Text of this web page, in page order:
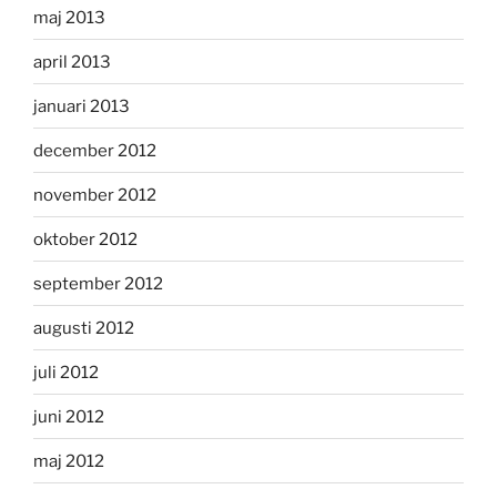
maj 2013
april 2013
januari 2013
december 2012
november 2012
oktober 2012
september 2012
augusti 2012
juli 2012
juni 2012
maj 2012